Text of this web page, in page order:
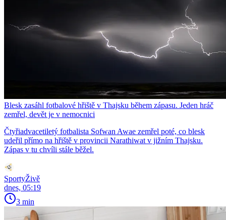
Blesk zasáhl fotbalové hřiště v Thajsku během zápasu. Jeden hráč
zemřel, devět je v nemocnici
Čtyřiadvacetiletý fotbalista Sofwan Awae zemřel poté, co blesk
udeřil přímo na hřiště v provincii Narathiwat v jižním Thajsku.
Zápas v tu chvíli stále běžel.
SportyŽivě
dnes, 05:19
3 min